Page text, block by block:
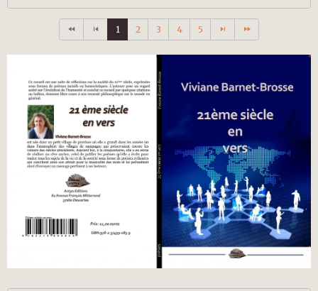
1 2 3 4 5